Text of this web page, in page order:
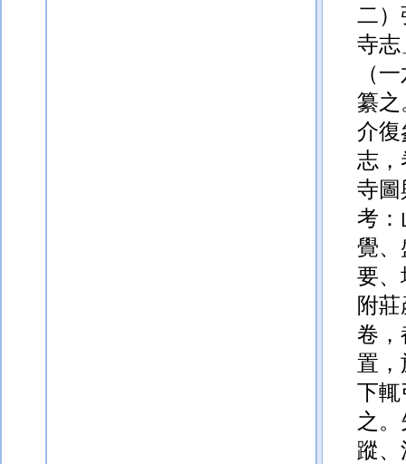
二）
寺志
（
纂之
介復
志，
寺圖
考：
覺、
要、
附莊
卷
置，
下輒
之
蹤